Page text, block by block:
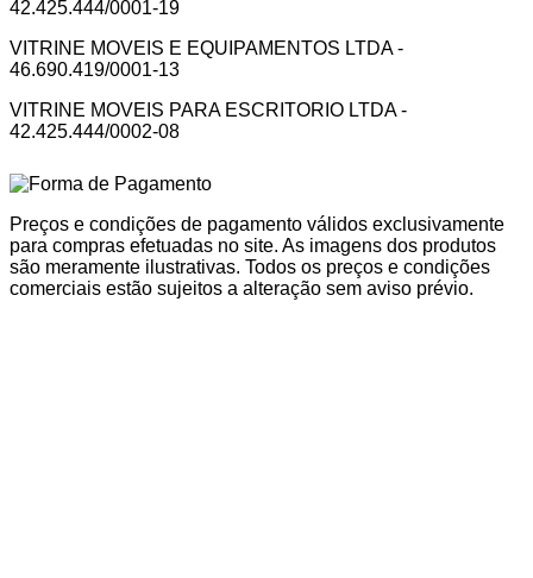
42.425.444/0001-19
VITRINE MOVEIS E EQUIPAMENTOS LTDA -
46.690.419/0001-13
VITRINE MOVEIS PARA ESCRITORIO LTDA -
42.425.444/0002-08
Preços e condições de pagamento válidos exclusivamente
para compras efetuadas no site. As imagens dos produtos
são meramente ilustrativas. Todos os preços e condições
comerciais estão sujeitos a alteração sem aviso prévio.